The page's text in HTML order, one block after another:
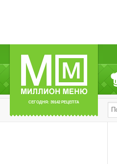
СЕГОДНЯ: 39142 РЕЦЕПТА